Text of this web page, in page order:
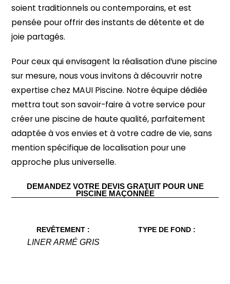
soient traditionnels ou contemporains, et est
pensée pour offrir des instants de détente et de
joie partagés.
Pour ceux qui envisagent la réalisation d’une piscine
sur mesure, nous vous invitons à découvrir notre
expertise chez MAUI Piscine. Notre équipe dédiée
mettra tout son savoir-faire à votre service pour
créer une piscine de haute qualité, parfaitement
adaptée à vos envies et à votre cadre de vie, sans
mention spécifique de localisation pour une
approche plus universelle.
DEMANDEZ VOTRE DEVIS GRATUIT POUR UNE
PISCINE MAÇONNÉE
REVÊTEMENT :
LINER ARMÉ GRIS
TYPE DE FOND :